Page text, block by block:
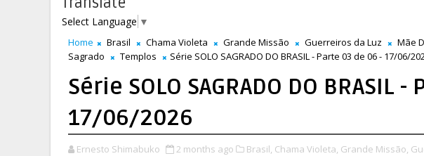
Select Language ▼
Home Brasil Chama Violeta Grande Missão Guerreiros da Luz Mãe
Sagrado
Templos Série SOLO SAGRADO DO BRASIL - Parte 03 de 06 - 17/06/
Série SOLO SAGRADO DO BRASIL
17/06/2026
Ernesto Shimabuko 2 months ago Brasil, Chama Violeta, Grande Missão,